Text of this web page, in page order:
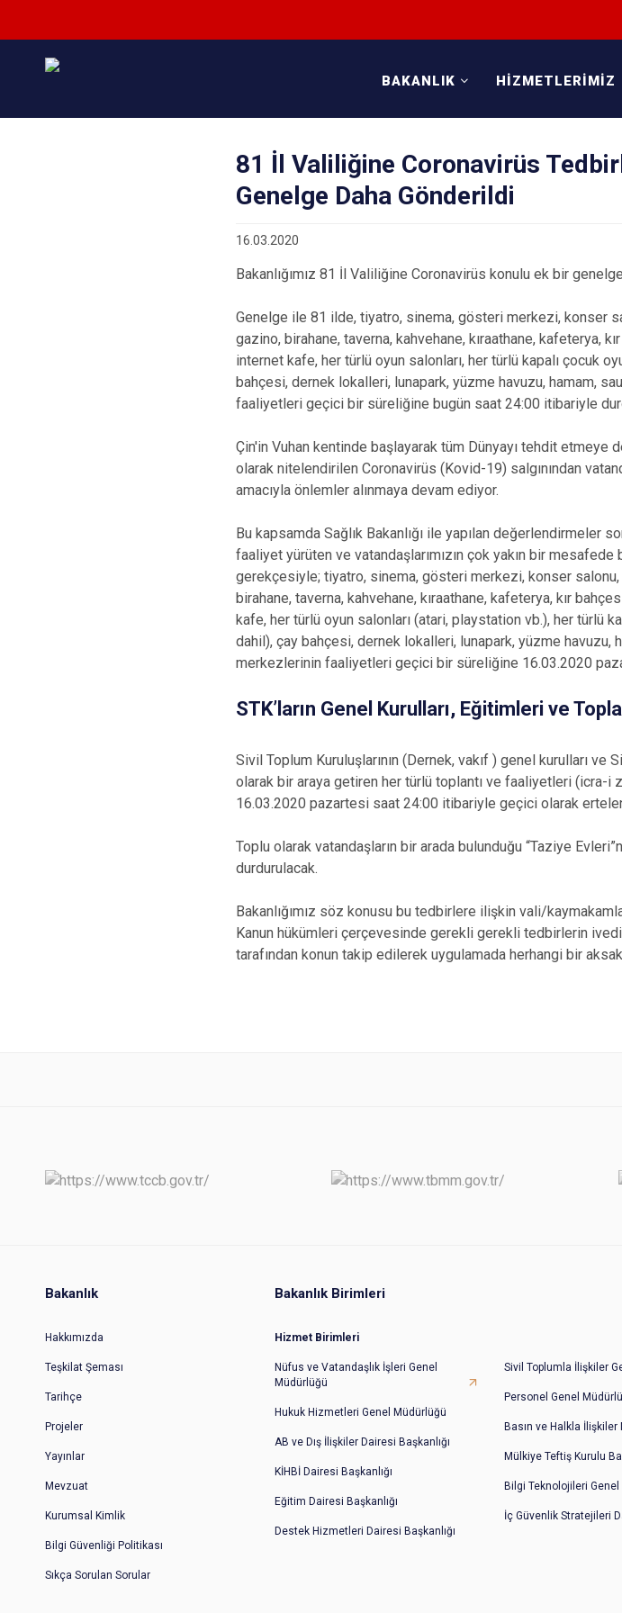
BAKANLIK HİZMETLERİMİZ
81 İl Valiliğine Coronavirüs
Genelge Daha Gönderildi
16.03.2020
Bakanlığımız 81 İl Valiliğine Coronavirüs konulu ek bir
Genelge ile 81 ilde, tiyatro, sinema, gösteri merkezi, konser
gazino, birahane, taverna, kahvehane, kıraathane, kafeterya,
internet kafe, her türlü oyun salonları, her türlü kapalı çocuk
bahçesi, dernek lokalleri, lunapark, yüzme havuzu, hamam,
faaliyetleri geçici bir süreliğine bugün saat 24:00 itibariyle
Çin'in Vuhan kentinde başlayarak tüm Dünyayı tehdit etmeye
olarak nitelendirilen Coronavirüs (Kovid-19) salgınından
amacıyla önlemler alınmaya devam ediyor.
Bu kapsamda Sağlık Bakanlığı ile yapılan değerlendirmeler
faaliyet yürüten ve vatandaşlarımızın çok yakın bir mesafede
gerekçesiyle; tiyatro, sinema, gösteri merkezi, konser
birahane, taverna, kahvehane, kıraathane, kafeterya, kır
kafe, her türlü oyun salonları (atari, playstation vb.), her türlü
dahil), çay bahçesi, dernek lokalleri, lunapark, yüzme havuzu,
merkezlerinin faaliyetleri geçici bir süreliğine 16.03.2020
STK’ların Genel Kurulları, Eğitimleri ve
Sivil Toplum Kuruluşlarının (Dernek, vakıf ) genel kurulları ve
olarak bir araya getiren her türlü toplantı ve faaliyetleri (icra-
16.03.2020 pazartesi saat 24:00 itibariyle geçici olarak
Toplu olarak vatandaşların bir arada bulunduğu “Taziye
durdurulacak.
Bakanlığımız söz konusu bu tedbirlere ilişkin vali/
Kanun hükümleri çerçevesinde gerekli gerekli tedbirlerin
tarafından konun takip edilerek uygulamada herhangi bir
Bakanlık
Hakkımızda
Teşkilat Şeması
Tarihçe
Projeler
Yayınlar
Mevzuat
Kurumsal Kimlik
Bilgi Güvenliği Politikası
Sıkça Sorulan Sorular
Bakanlık Birimleri
Hizmet Birimleri
Nüfus ve Vatandaşlık İşleri Genel
Müdürlüğü
Hukuk Hizmetleri Genel Müdürlüğü
AB ve Dış İlişkiler Dairesi Başkanlığı
KİHBİ Dairesi Başkanlığı
Eğitim Dairesi Başkanlığı
Destek Hizmetleri Dairesi Başkanlığı
Sivil Toplumla İlişkiler
Personel Genel
Basın ve Halkla İlişkiler
Mülkiye Teftiş Kurulu
Bilgi Teknolojileri
İç Güvenlik Stratejileri